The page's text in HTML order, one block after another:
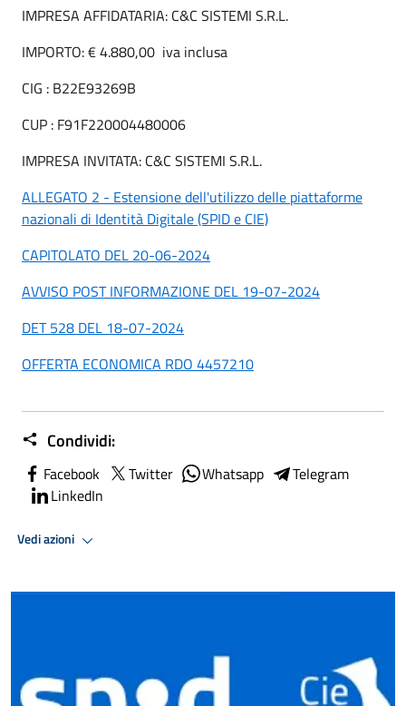
IMPRESA AFFIDATARIA: C&C SISTEMI S.R.L.
IMPORTO: € 4.880,00 iva inclusa
CIG : B22E93269B
CUP : F91F220004480006
IMPRESA INVITATA: C&C SISTEMI S.R.L.
ALLEGATO 2 - Estensione dell'utilizzo delle piattaforme
nazionali di Identità Digitale (SPID e CIE)
CAPITOLATO DEL 20-06-2024
AVVISO POST INFORMAZIONE DEL 19-07-2024
DET 528 DEL 18-07-2024
OFFERTA ECONOMICA RDO 4457210
Condividi:
Facebook Twitter Whatsapp
Telegram
LinkedIn
Vedi azioni